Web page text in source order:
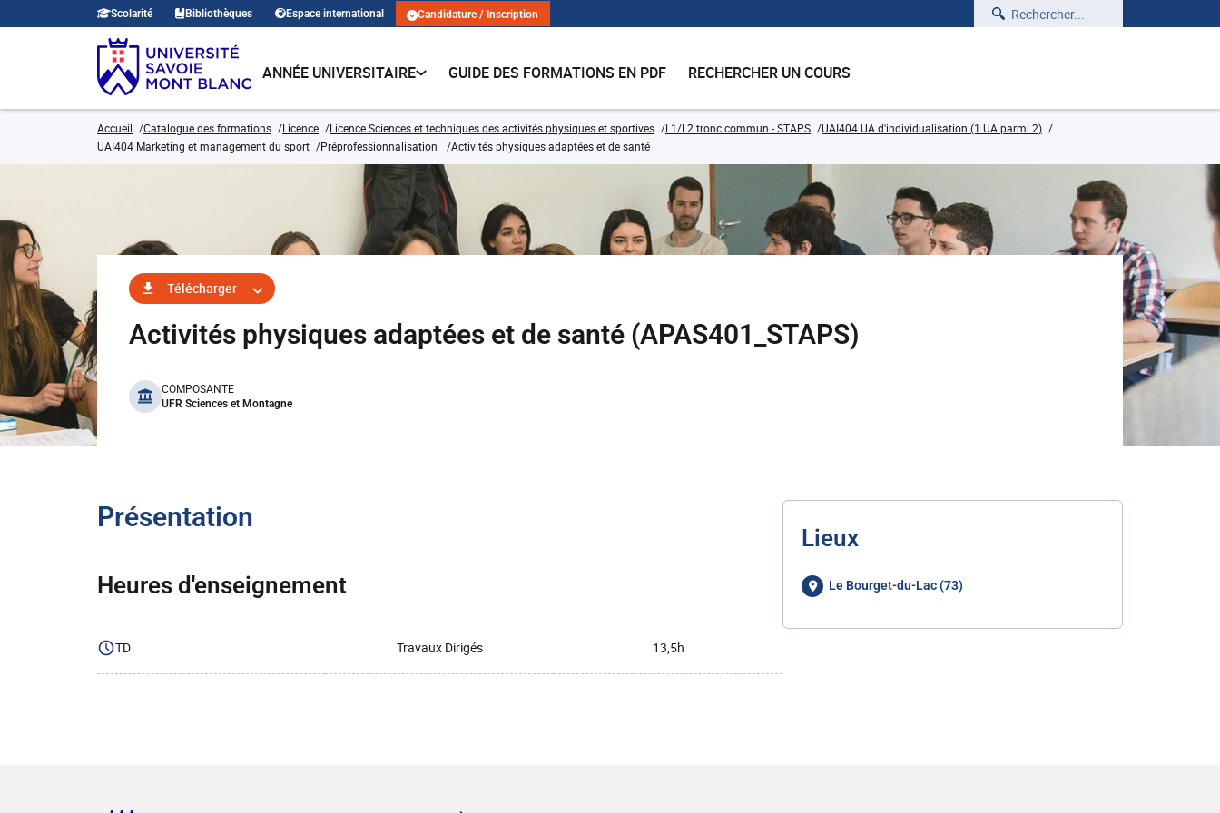
Scolarité Bibliothèques Espace international Candidature / Inscription Rechercher
ANNÉE UNIVERSITAIRE GUIDE DES FORMATIONS EN PDF RECHERCHER UN COURS
Accueil Catalogue des formations Licence Licence Sciences et techniques des activités physiques et sportives L1/L2 tronc commun - STAPS
UAI404 UA d'individualisation (1 UA parmi 2)
UAI404 Marketing et management du sport
Préprofessionnalisation Activités physiques adaptées et de santé
Télécharger
Activités physiques adaptées et de santé (APAS401_STAPS)
benefits
COMPOSANTE
UFR Sciences et Montagne
Présentation
Heures d'enseignement
TD Travaux Dirigés 13,5h
Lieux
Le Bourget-du-Lac (73)